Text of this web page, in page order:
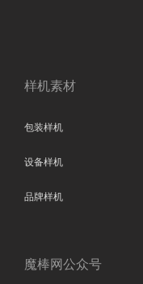
样机素材
包装样机
设备样机
品牌样机
魔棒网公众号